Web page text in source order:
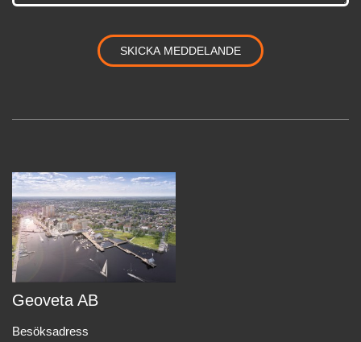
Geoveta AB
Besöksadress